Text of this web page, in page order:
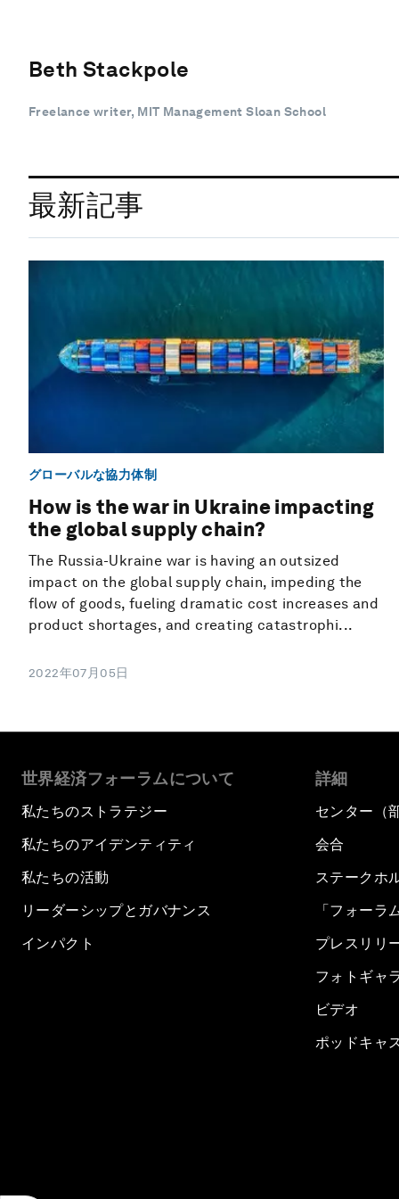
Beth Stackpole
Freelance writer, MIT Management Sloan School
最新記事
グローバルな協力体制
How is the war in Ukraine impacting
the global supply chain?
The Russia-Ukraine war is having an outsized
impact on the global supply chain, impeding the
flow of goods, fueling dramatic cost increases and
product shortages, and creating catastrophi...
2022年07月05日
世界経済フォーラムについて
私たちのストラテジー
私たちのアイデンティティ
私たちの活動
リーダーシップとガバナンス
インパクト
詳細
センター（
会合
ステークホ
「フォーラ
プレスリリ
フォトギャ
ビデオ
ポッドキャ